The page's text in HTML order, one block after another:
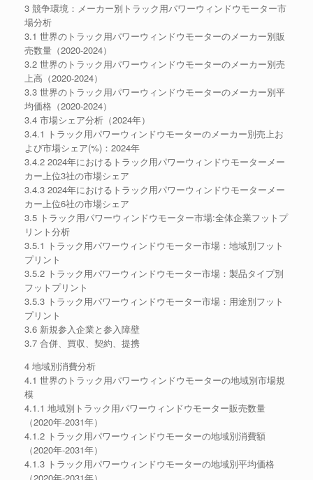
3 競争環境：メーカー別トラック用パワーウィンドウモーター市
場分析
3.1 世界のトラック用パワーウィンドウモーターのメーカー別販
売数量（2020-2024）
3.2 世界のトラック用パワーウィンドウモーターのメーカー別売
上高（2020-2024）
3.3 世界のトラック用パワーウィンドウモーターのメーカー別平
均価格（2020-2024）
3.4 市場シェア分析（2024年）
3.4.1 トラック用パワーウィンドウモーターのメーカー別売上お
よび市場シェア(%)：2024年
3.4.2 2024年におけるトラック用パワーウィンドウモーターメー
カー上位3社の市場シェア
3.4.3 2024年におけるトラック用パワーウィンドウモーターメー
カー上位6社の市場シェア
3.5 トラック用パワーウィンドウモーター市場:全体企業フットプ
リント分析
3.5.1 トラック用パワーウィンドウモーター市場：地域別フット
プリント
3.5.2 トラック用パワーウィンドウモーター市場：製品タイプ別
フットプリント
3.5.3 トラック用パワーウィンドウモーター市場：用途別フット
プリント
3.6 新規参入企業と参入障壁
3.7 合併、買収、契約、提携
4 地域別消費分析
4.1 世界のトラック用パワーウィンドウモーターの地域別市場規
模
4.1.1 地域別トラック用パワーウィンドウモーター販売数量
（2020年-2031年）
4.1.2 トラック用パワーウィンドウモーターの地域別消費額
（2020年-2031年）
4.1.3 トラック用パワーウィンドウモーターの地域別平均価格
（2020年-2031年）